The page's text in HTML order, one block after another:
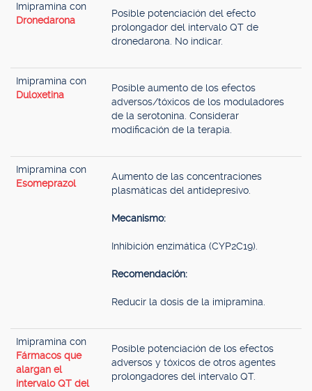
Imipramina con
Dronedarona
Posible potenciación del efecto
prolongador del intervalo QT de
dronedarona. No indicar.
Imipramina con
Duloxetina
Posible aumento de los efectos
adversos/tóxicos de los moduladores
de la serotonina. Considerar
modificación de la terapia.
Imipramina con
Esomeprazol
Aumento de las concentraciones
plasmáticas del antidepresivo.
Mecanismo:
Inhibición enzimática (CYP2C19).
Recomendación:
Reducir la dosis de la imipramina.
Imipramina con
Fármacos que
alargan el
intervalo QT del
Posible potenciación de los efectos
adversos y tóxicos de otros agentes
prolongadores del intervalo QT.